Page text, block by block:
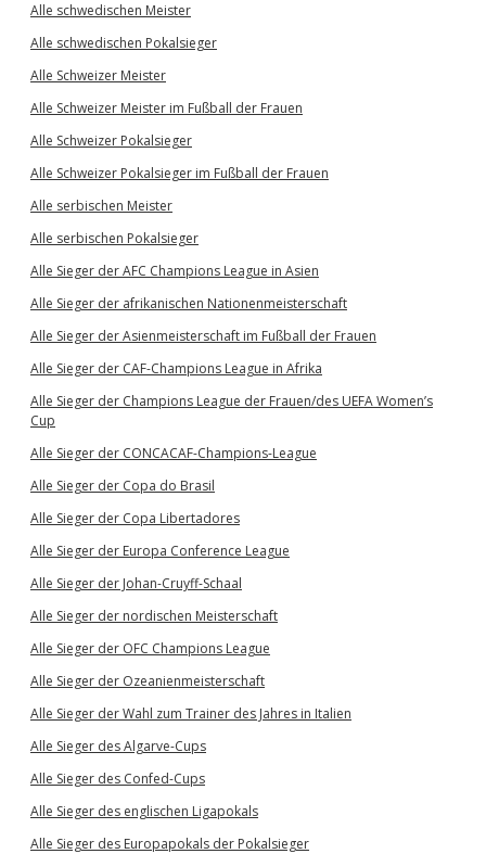
Alle schwedischen Meister
Alle schwedischen Pokalsieger
Alle Schweizer Meister
Alle Schweizer Meister im Fußball der Frauen
Alle Schweizer Pokalsieger
Alle Schweizer Pokalsieger im Fußball der Frauen
Alle serbischen Meister
Alle serbischen Pokalsieger
Alle Sieger der AFC Champions League in Asien
Alle Sieger der afrikanischen Nationenmeisterschaft
Alle Sieger der Asienmeisterschaft im Fußball der Frauen
Alle Sieger der CAF-Champions League in Afrika
Alle Sieger der Champions League der Frauen/des UEFA Women’s
Cup
Alle Sieger der CONCACAF-Champions-League
Alle Sieger der Copa do Brasil
Alle Sieger der Copa Libertadores
Alle Sieger der Europa Conference League
Alle Sieger der Johan-Cruyff-Schaal
Alle Sieger der nordischen Meisterschaft
Alle Sieger der OFC Champions League
Alle Sieger der Ozeanienmeisterschaft
Alle Sieger der Wahl zum Trainer des Jahres in Italien
Alle Sieger des Algarve-Cups
Alle Sieger des Confed-Cups
Alle Sieger des englischen Ligapokals
Alle Sieger des Europapokals der Pokalsieger